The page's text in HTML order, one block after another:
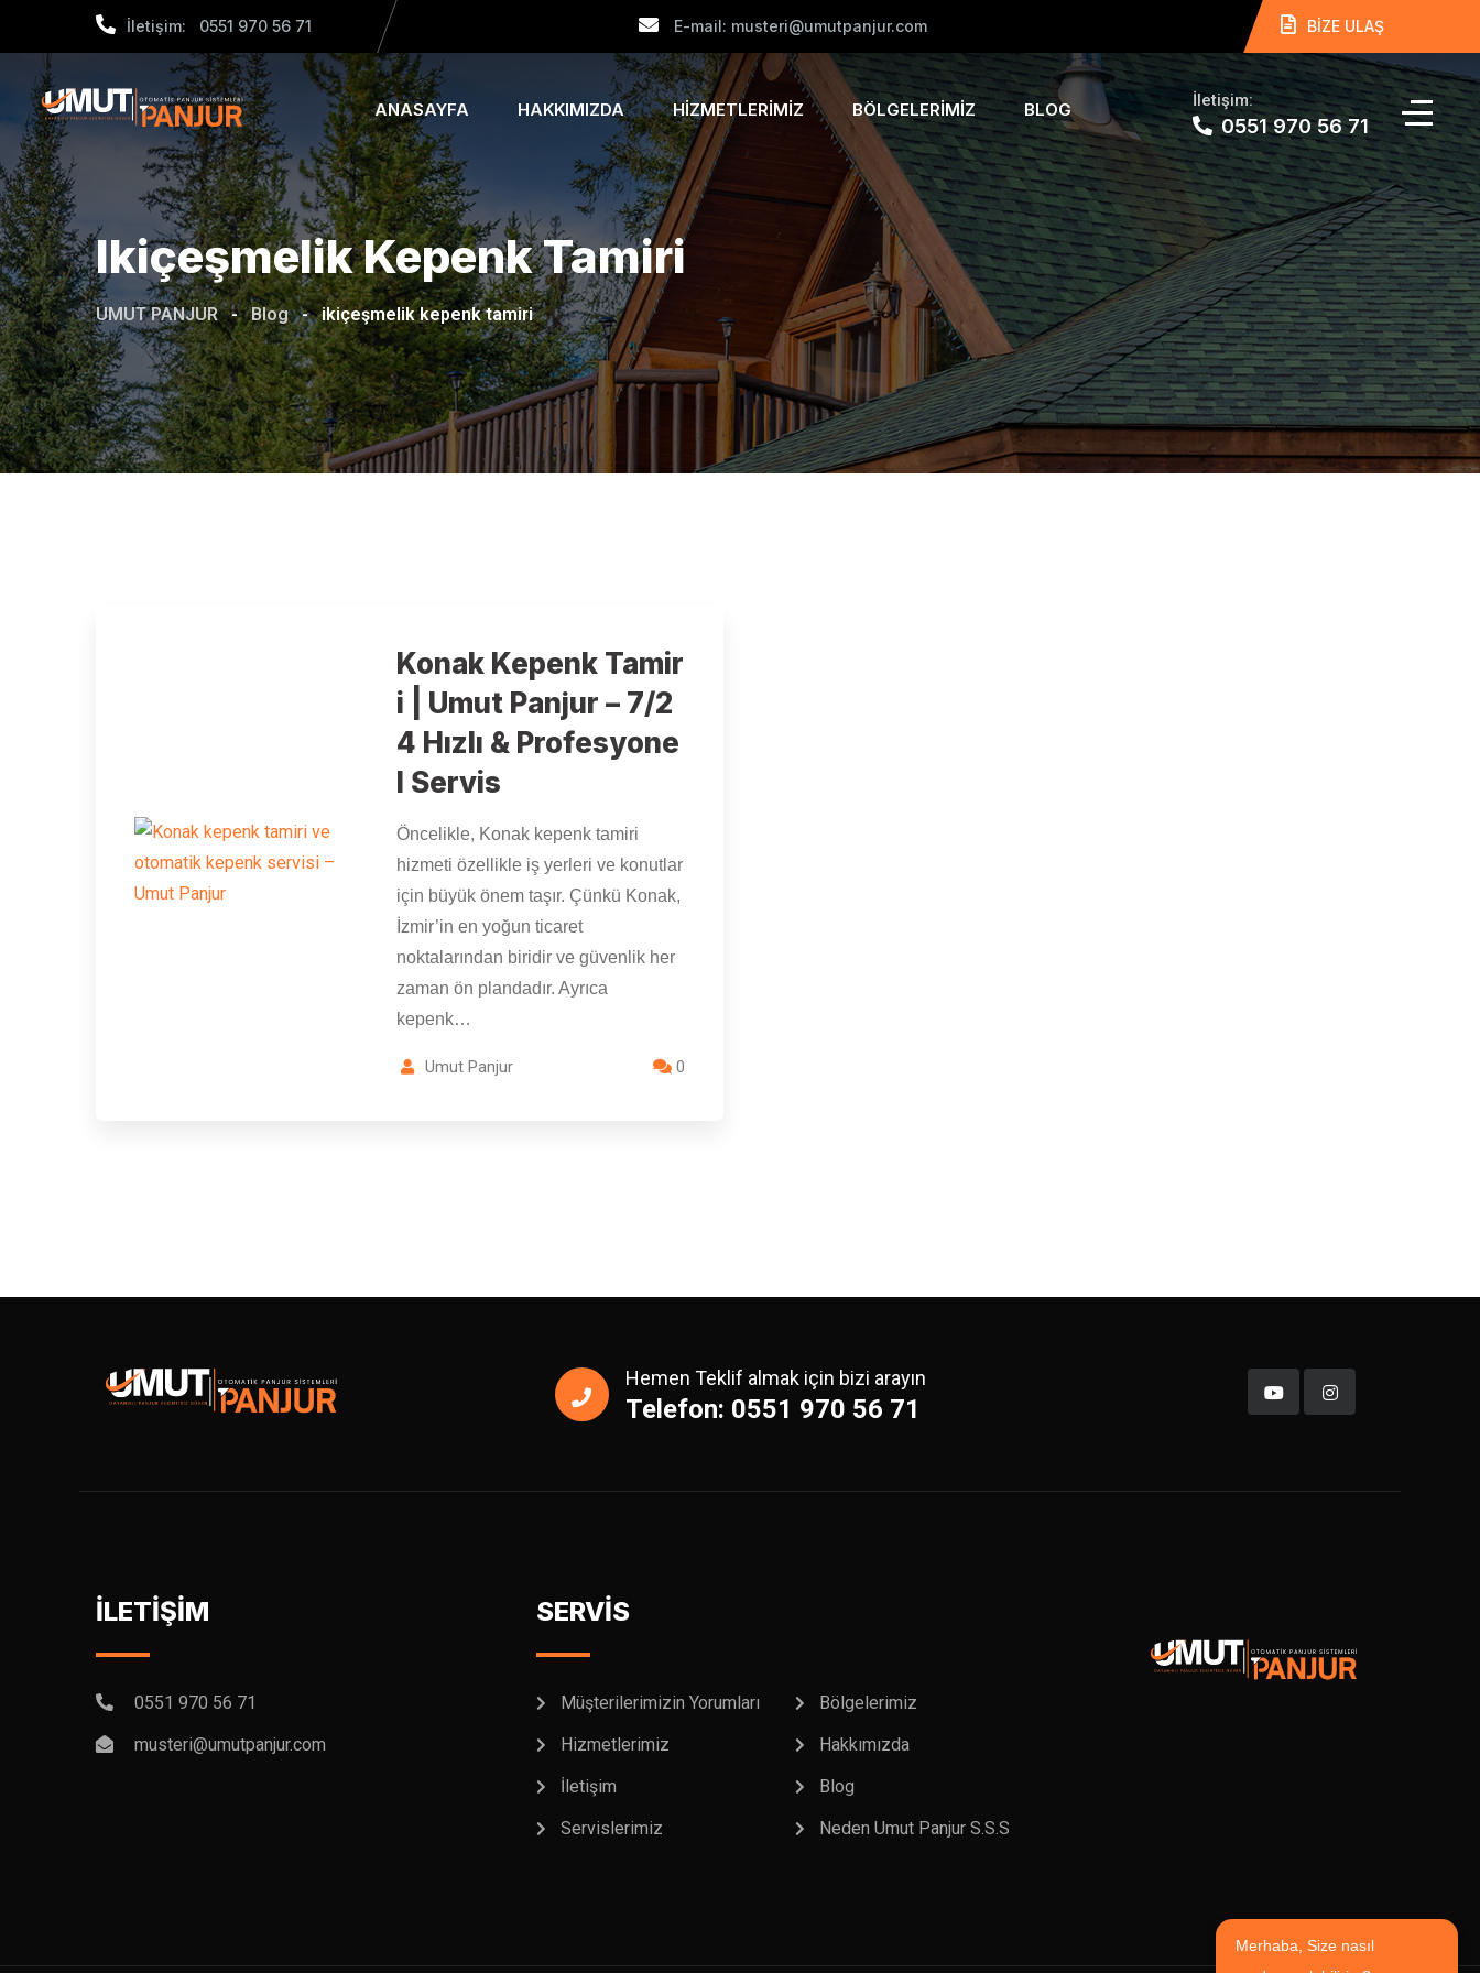
content
İletişim: 0551 970 56 71 E-mail: musteri@umutpanjur.com BİZE ULAŞ
ANASAYFA HAKKIMIZDA HIZMETLERIMIZ BÖLGELERIMIZ BLOG İletişim:
0551 970 56 71
Ikiçeşmelik Kepenk Tamiri
UMUT PANJUR - Blog - ikiçeşmelik kepenk tamiri
Konak Kepenk Tamir
i | Umut Panjur – 7/2
4 Hızlı & Profesyone
l Servis
Öncelikle, Konak kepenk tamiri
hizmeti özellikle iş yerleri ve konutlar
için büyük önem taşır. Çünkü Konak,
İzmir’in en yoğun ticaret
noktalarından biridir ve güvenlik her
zaman ön plandadır. Ayrıca
kepenk…
Umut Panjur 0
Hemen Teklif almak için bizi arayın
Telefon: 0551 970 56 71
İLETİŞİM
0551 970 56 71
musteri@umutpanjur.com
SERVİS
Müşterilerimizin Yorumları
Bölgelerimiz
Hizmetlerimiz
Hakkımızda
İletişim
Blog
Servislerimiz
Neden Umut Panjur S.S.S
Merhaba, Size nasıl